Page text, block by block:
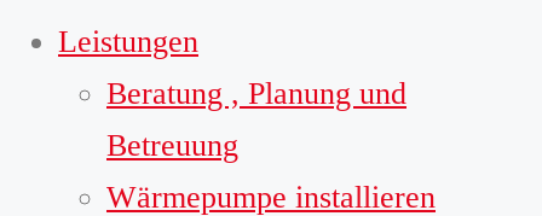
Leistungen
Beratung , Planung und
Betreuung
Wärmepumpe installieren